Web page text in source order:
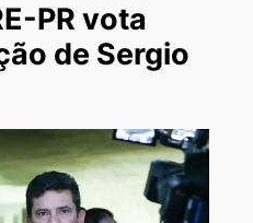
PR vota
de Sergio